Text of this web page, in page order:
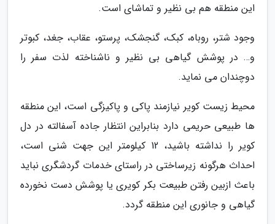
این منطقه هم بی نظیر و تماشای است.
وجود شتر، روباه، کبک، گنجشک، پرستو، عقاب، جغد، کبوتر
و… در پوشش گیاهی بی نظیر و ناشناخته لذت سفر را
دوچندان می نماید.
محیط زیست کویر نیازمند پاکی و پاکیزگی است، این منطقه
ها طبیعی حریمی دارد بنابراین انتظار جاده آسفالته در دل
کویر را نداشته باشید، 12 کیلومتر این جهت شنی است،
احداث هرگونه زیرساختی در راستای خدمات گردشگری نباید
باعث ازبین رفتن طبیعت بکر کویری یا پوشش دست نخورده
گیاهی و جانوری این منطقه گردد.